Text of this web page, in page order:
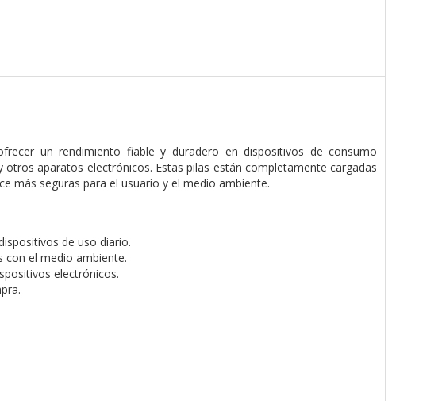
un rendimiento fiable y duradero en dispositivos de consumo
aparatos electrónicos. Estas pilas están completamente cargadas
más seguras para el usuario y el medio ambiente.
de uso diario.
con el medio ambiente.
electrónicos.